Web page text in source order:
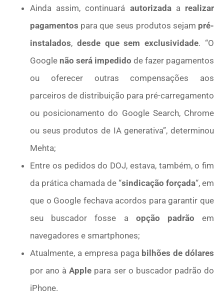
Ainda assim, continuará autorizadaa realizar
pagamentos para que seus produtos sejam pré-
instalados, desde que sem exclusividade. “O
Google não será impedido de fazer pagamentos
ou oferecer outras compensações aos
parceiros de distribuição para pré-carregamento
ou posicionamento do Google Search, Chrome
ou seus produtos de IA generativa”, determinou
Mehta;
Entre os pedidos do DOJ, estava, também, o fim
da prática chamada de “sindicação forçada“, em
que o Google fechava acordos para garantir que
seu buscador fosse a opção padrão em
navegadores e smartphones;
Atualmente, a empresa paga bilhões de dólares
por ano àApple para ser o buscador padrão do
iPhone.